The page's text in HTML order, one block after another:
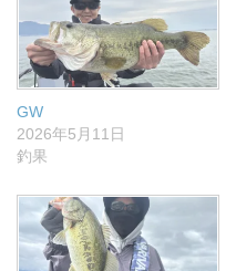
GW
2026年5月11日
釣果